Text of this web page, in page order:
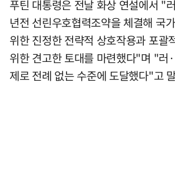
푸틴 대통령은 전날 화상 연설에서 "
년전 선린우호협력조약을 체결해 국
위한 진정한 전략적 상호작용과 포괄
위한 견고한 토대를 마련했다"며 "러
제로 전례 없는 수준에 도달했다"고